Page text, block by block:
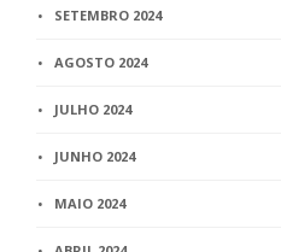
SETEMBRO 2024
AGOSTO 2024
JULHO 2024
JUNHO 2024
MAIO 2024